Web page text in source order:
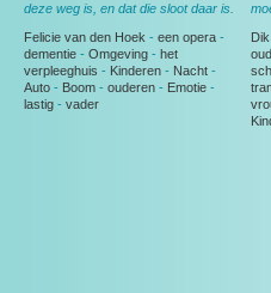
deze weg is, en dat die sloot daar is.
Felicie van den Hoek - een opera -
dementie - Omgeving - het
verpleeghuis - Kinderen - Nacht -
Auto - Boom - ouderen - Emotie -
lastig - vader